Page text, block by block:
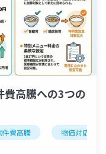
費高騰への3つの
件費高騰 物価対応料